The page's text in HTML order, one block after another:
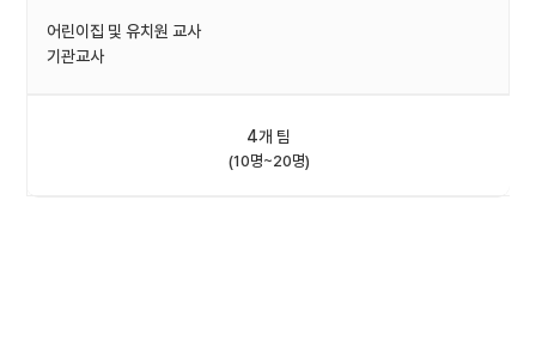
어린이집 및 유치원 교사
기관교사
4개 팀
(10명~20명)